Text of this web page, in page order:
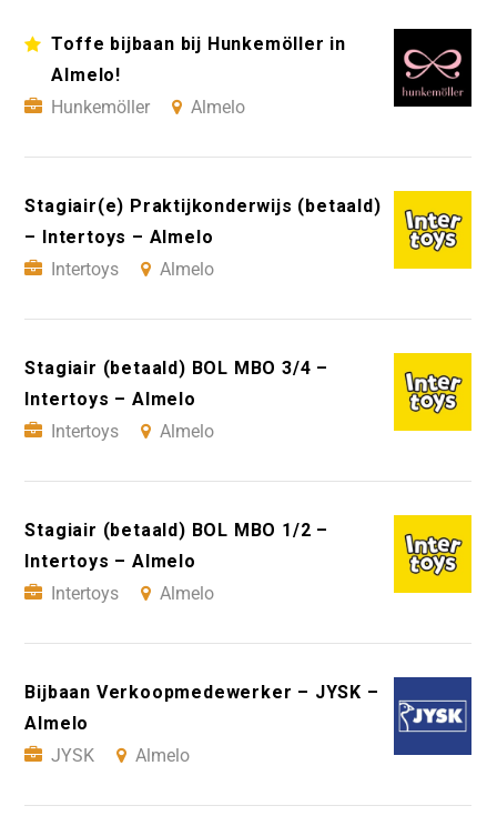
Toffe bijbaan bij Hunkemöller in
Almelo!
Hunkemöller
Almelo
Stagiair(e) Praktijkonderwijs (betaald)
– Intertoys – Almelo
Intertoys
Almelo
Stagiair (betaald) BOL MBO 3/4 –
Intertoys – Almelo
Intertoys
Almelo
Stagiair (betaald) BOL MBO 1/2 –
Intertoys – Almelo
Intertoys
Almelo
Bijbaan Verkoopmedewerker – JYSK –
Almelo
JYSK
Almelo